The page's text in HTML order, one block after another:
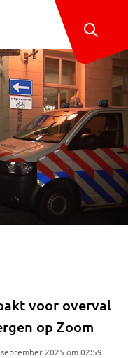
voor overval
op Zoom
2025 om 02:59